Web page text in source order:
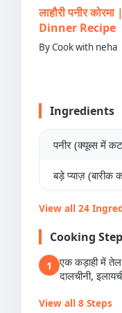
लाहौरी पनीर
Dinner Recipe
By Cook with neha
Ingredients
पनीर (क्यूब्स में
बड़े प्याज़ (बारीक
View all 24
Cooking
1
एक कड़ाही में तेल
दालचीनी,
View all 8 Steps